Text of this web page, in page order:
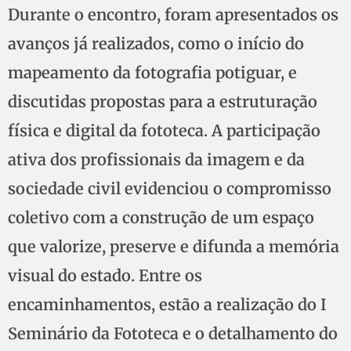
Durante o encontro, foram apresentados os
avanços já realizados, como o início do
mapeamento da fotografia potiguar, e
discutidas propostas para a estruturação
física e digital da fototeca. A participação
ativa dos profissionais da imagem e da
sociedade civil evidenciou o compromisso
coletivo com a construção de um espaço
que valorize, preserve e difunda a memória
visual do estado. Entre os
encaminhamentos, estão a realização do I
Seminário da Fototeca e o detalhamento do